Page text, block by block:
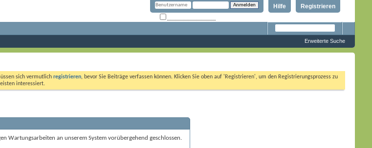
Registrieren
Hilfe
Erweiterte Suche
sich vermutlich registrieren, bevor Sie Beiträge verfassen können. Klicken Sie oben auf 'Registrieren', um den Registrierungsprozess zu
interessiert.
Wartungsarbeiten an unserem System vorübergehend geschlossen.